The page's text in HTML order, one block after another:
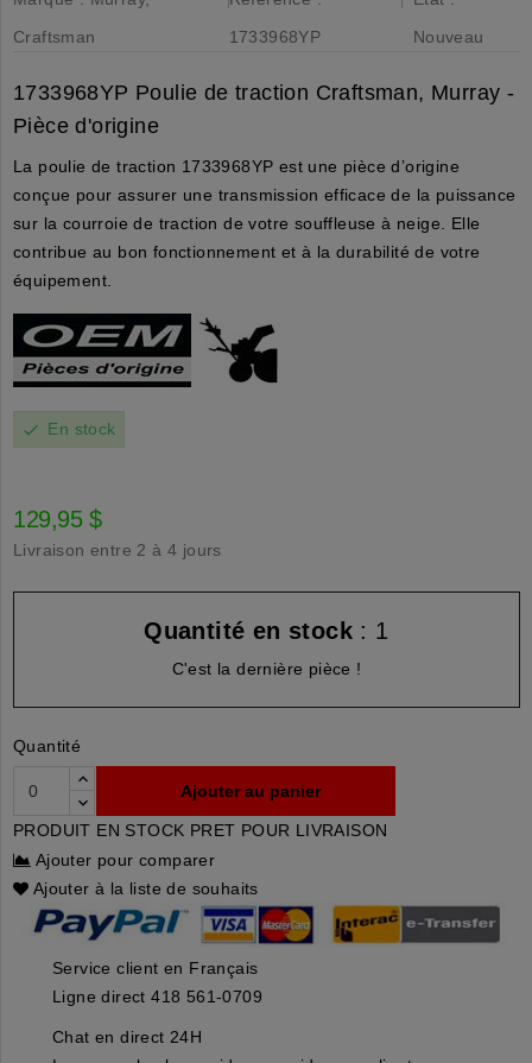
Craftsman
1733968YP
Nouveau
1733968YP Poulie de traction Craftsman, Murray -
Pièce d'origine
La poulie de traction 1733968YP est une pièce d’origine
conçue pour assurer une transmission efficace de la puissance
sur la courroie de traction de votre souffleuse à neige. Elle
contribue au bon fonctionnement et à la durabilité de votre
équipement.
check En stock
129,95 $
Livraison entre 2 à 4 jours
Quantité en stock : 1
C'est la dernière pièce !
Quantité
Ajouter au panier
PRODUIT EN STOCK PRET POUR LIVRAISON
Ajouter pour comparer
Ajouter à la liste de souhaits
Service client en Français
Ligne direct 418 561-0709
Chat en direct 24H